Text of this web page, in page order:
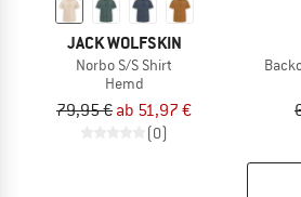
JACK WOLFSKIN
Norbo S/S Shirt
Hemd
79,95 € ab 51,97 €
(0)